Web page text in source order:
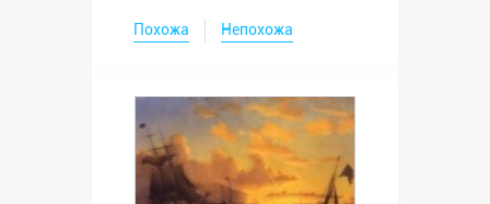
Похожа Непохожа